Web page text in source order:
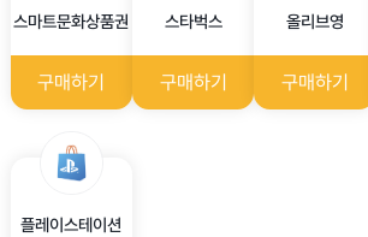
스마트문화상품권
구매하기
스타벅스
구매하기
올리브영
구매하기
플레이스테이션